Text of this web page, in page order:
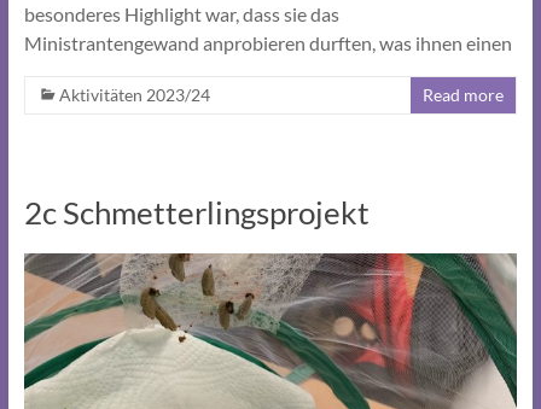
besonderes Highlight war, dass sie das
Ministrantengewand anprobieren durften, was ihnen einen
Aktivitäten 2023/24 Read more
2c Schmetterlingsprojekt